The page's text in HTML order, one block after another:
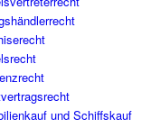
und Schiffskauf